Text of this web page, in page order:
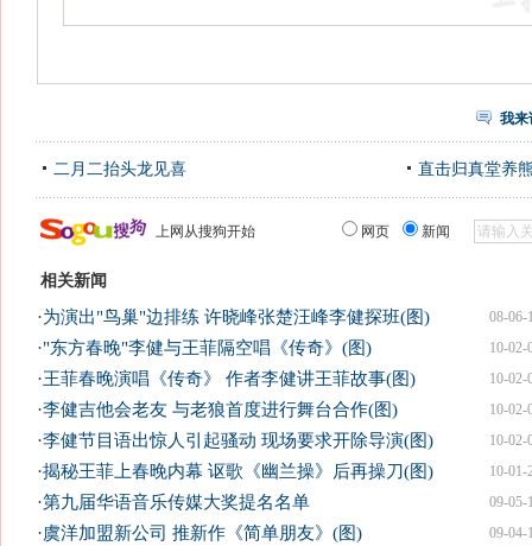
我来
二月二抬头龙见喜 直击归真堂养
上网从搜狗开始 网页 新闻
相关新闻
08-06-
·为演出"鸟巢"边排练 许晓峰张楚汪峰李健探班(图)
10-02-
·"东方春晚"李健与王菲隔空唱《传奇》(图)
10-02-
·王菲春晚演唱《传奇》 作者李健讲王菲故事(图)
10-02-
·李健吉他会老友 与老狼首度进行舞台合作(图)
10-02-
·李健节目语出惊人引起骚动 现场要求开除导演(图)
10-01-
·揭秘王菲上春晚内幕 讴歌《幽兰操》后再操刀(图)
09-05-
·第九届华语音乐传媒大奖提名名单
09-04-
·虞洋加盟新公司 推新作《简单朋友》(图)